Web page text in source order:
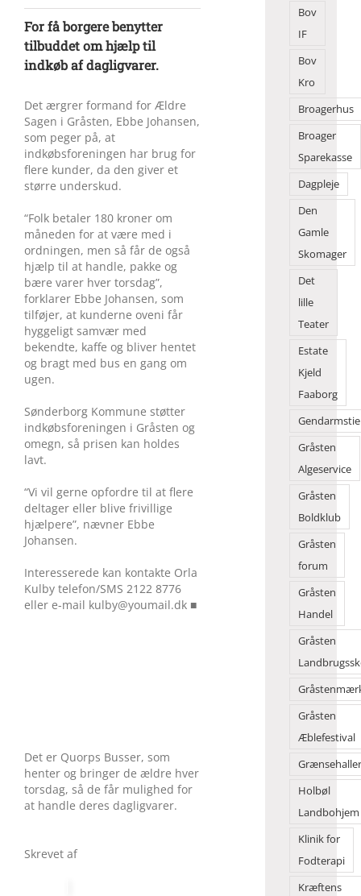
For få borgere benytter
tilbuddet om hjælp til
indkøb af dagligvarer.
Det ærgrer formand for Ældre
Sagen i Gråsten, Ebbe Johansen,
som peger på, at
indkøbsforeningen har brug for
flere kunder, da den giver et
større underskud.
“Folk betaler 180 kroner om
måneden for at være med i
ordningen, men så får de også
hjælp til at handle, pakke og
bære varer hver torsdag”,
forklarer Ebbe Johansen, som
tilføjer, at kunderne oveni får
hyggeligt samvær med
bekendte, kaffe og bliver hentet
og bragt med bus en gang om
ugen.
Sønderborg Kommune støtter
indkøbsforeningen i Gråsten og
omegn, så prisen kan holdes
lavt.
“Vi vil gerne opfordre til at flere
deltager eller blive frivillige
hjælpere”, nævner Ebbe
Johansen.
Interesserede kan kontakte Orla
Kulby telefon/SMS 2122 8776
eller e-mail kulby@youmail.dk ■
Det er Quorps Busser, som
henter og bringer de ældre hver
torsdag, så de får mulighed for
at handle deres dagligvarer.
Skrevet af
Bov
IF
Bov
Kro
Broagerhus
Broager
Sparekasse
Dagpleje
Den
Gamle
Skomager
Det
lille
Teater
Estate
Kjeld
Faaborg
Gråsten
Algeservice
Gråsten
Boldklub
Gråsten
forum
Gråsten
Handel
Gråsten
Gråsten
Æblefestival
Holbøl
Landbohjem
Klinik for
Fodterapi
Kræftens